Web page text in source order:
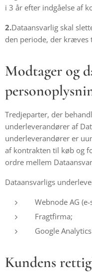
i 3 år efter indgåelse af
2.Dataansvarlig skal
den periode, der kræves
Modtager og
Tredjeparter, der
underleverandører af
underleverandører er
af kontrakten til køb og
ordre mellem
Dataansvarligs
Webnode AG
Fragtfirma;
Google
Kundens